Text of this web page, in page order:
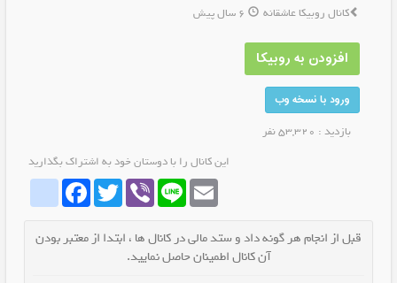
کانال روبیکا عاشقانه
افزودن به روبیکا
ورود با نسخه وب
بازدید : 53,320 نفر
این کانال را با دوستان خود به اشتراک بگذارید
whatrubikaFacebookTwitter Viber Line Email
قبل از انجام هر گونه داد و ستد مالی در کانال ها ، ابتدا از معتبر بودن
آن کانال اطمینان حاصل نمایید.